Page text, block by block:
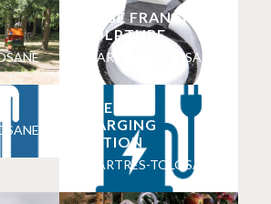
MASSE FRANCK
SCULPTURE
MARTRES-TOLOSANE
SUPER U
CHARGING
STATION
MARTRES-TOLOSANE